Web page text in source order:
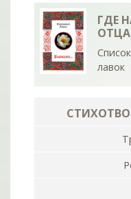
ГДЕ
лавок